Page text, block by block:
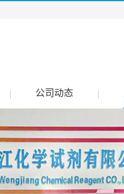
公司动态